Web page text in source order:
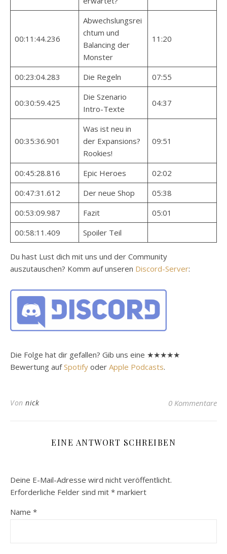
00:11:44.236
Abwechslungsrei
chtum und
Balancing der
Monster
11:20
00:23:04.283 Die Regeln 07:55
00:30:59.425
Die Szenario
Intro-Texte
04:37
00:35:36.901
Was ist neu in
der Expansions?
Rookies!
09:51
00:45:28.816 Epic Heroes
02:02
00:47:31.612
Der neue Shop
05:38
00:53:09.987
Fazit
05:01
00:58:11.409
Spoiler Teil
Du hast Lust dich mit uns und der Community
auszutauschen? Komm auf unseren Discord-Server:
Die Folge hat dir gefallen? Gib uns eine ★★★★★
Bewertung aufSpotify oder Apple Podcasts.
Von nick 0 Kommentare
EINE ANTWORT SCHREIBEN
Deine E-Mail-Adresse wird nicht veröffentlicht.
Erforderliche Felder sind mit * markiert
Name *